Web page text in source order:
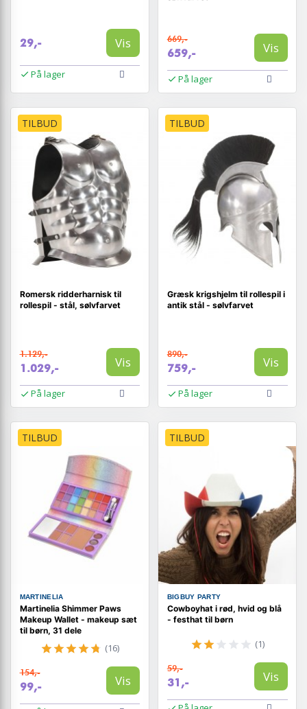
29,- Vis
På lager
669,-
659,- Vis
På lager
TILBUD
Romersk ridderharnisk til
rollespil - stål, sølvfarvet
1.129,-
1.029,- Vis
På lager
TILBUD
Græsk krigshjelm til rollespil i
antik stål - sølvfarvet
890,-
759,- Vis
På lager
TILBUD
MARTINELIA
Martinelia Shimmer Paws
Makeup Wallet - makeup sæt
til børn, 31 dele
(16)
154,-
99,- Vis
TILBUD
BIGBUY PARTY
Cowboyhat i rød, hvid og blå
- festhat til børn
(1)
59,-
31,- Vis